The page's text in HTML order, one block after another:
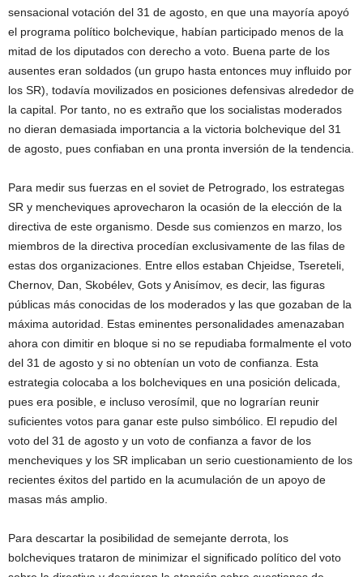
sensacional votación del 31 de agosto, en que una mayoría apoyó
el programa político bolchevique, habían participado menos de la
mitad de los diputados con derecho a voto. Buena parte de los
ausentes eran soldados (un grupo hasta entonces muy influido por
los SR), todavía movilizados en posiciones defensivas alrededor de
la capital. Por tanto, no es extraño que los socialistas moderados
no dieran demasiada importancia a la victoria bolchevique del 31
de agosto, pues confiaban en una pronta inversión de la tendencia.
Para medir sus fuerzas en el soviet de Petrogrado, los estrategas
SR y mencheviques aprovecharon la ocasión de la elección de la
directiva de este organismo. Desde sus comienzos en marzo, los
miembros de la directiva procedían exclusivamente de las filas de
estas dos organizaciones. Entre ellos estaban Chjeidse, Tsereteli,
Chernov, Dan, Skobélev, Gots y Anisímov, es decir, las figuras
públicas más conocidas de los moderados y las que gozaban de la
máxima autoridad. Estas eminentes personalidades amenazaban
ahora con dimitir en bloque si no se repudiaba formalmente el voto
del 31 de agosto y si no obtenían un voto de confianza. Esta
estrategia colocaba a los bolcheviques en una posición delicada,
pues era posible, e incluso verosímil, que no lograrían reunir
suficientes votos para ganar este pulso simbólico. El repudio del
voto del 31 de agosto y un voto de confianza a favor de los
mencheviques y los SR implicaban un serio cuestionamiento de los
recientes éxitos del partido en la acumulación de un apoyo de
masas más amplio.
Para descartar la posibilidad de semejante derrota, los
bolcheviques trataron de minimizar el significado político del voto